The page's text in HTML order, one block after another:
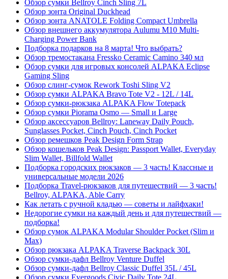
Обзор сумки Bellroy Cinch Sling 7L
Обзор зонта Original Duckhead
Обзор зонта ANATOLE Folding Compact Umbrella
Обзор внешнего аккумулятора Aulumu M10 Multi-
Charging Power Bank
Подборка подарков на 8 марта! Что выбрать?
Обзор тремостакана Fressko Ceramic Camino 340 мл
Обзор сумки для игровых консолей ALPAKA Eclipse
Gaming Sling
Обзор слинг-сумок Rework Toshi Sling V2
Обзор сумки ALPAKA Bravo Tote V2 - 12L / 14L
Обзор сумки-рюкзака ALPAKA Flow Totepack
Обзор сумки Piorama Osmo — Small и Large
Обзор аксессуаров Bellroy: Laneway Daily Pouch,
Sunglasses Pocket, Cinch Pouch, Cinch Pocket
Обзор ремешков Peak Design Form Strap
Обзор кошельков Peak Design: Passport Wallet, Everyday
Slim Wallet, Billfold Wallet
Подборка городских рюкзаков — 3 часть! Классные и
универсальные модели 2026
Подборка Travel-рюкзаков для путешествий — 3 часть!
Bellroy, ALPAKA, Able Carry
Как летать с ручной кладью — советы и лайфхаки!
Недорогие сумки на каждый день и для путешествий —
подборка!
Обзор сумок ALPAKA Modular Shoulder Pocket (Slim и
Max)
Обзор рюкзака ALPAKA Traverse Backpack 30L
Обзор сумки-дафл Bellroy Venture Duffel
Обзор сумки-дафл Bellroy Classic Duffel 35L / 45L